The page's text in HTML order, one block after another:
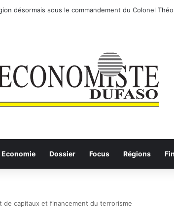
le Yangtsé de Ma’anshan entre dans la phase finale
Economie Dossier Focus Régions
de capitaux et financement du terrorisme